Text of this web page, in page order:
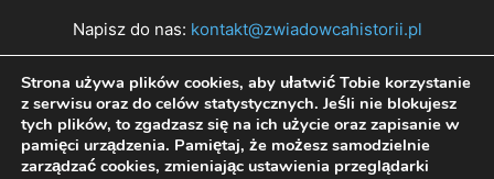
Napisz do nas: kontakt@zwiadowcahistorii.pl
PODĄŻAJ ZA NAMI
Strona używa plików cookies, aby ułatwić Tobie korzystanie
z serwisu oraz do celów statystycznych. Jeśli nie blokujesz
tych plików, to zgadzasz się na ich użycie oraz zapisanie w
pamięci urządzenia. Pamiętaj, że możesz samodzielnie
zarządzać cookies, zmieniając ustawienia przeglądarki